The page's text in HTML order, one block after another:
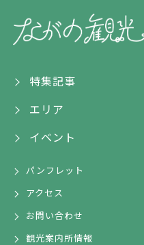
特集記事
エリア
イベント
パンフレット
アクセス
お問い合わせ
観光案内所情報